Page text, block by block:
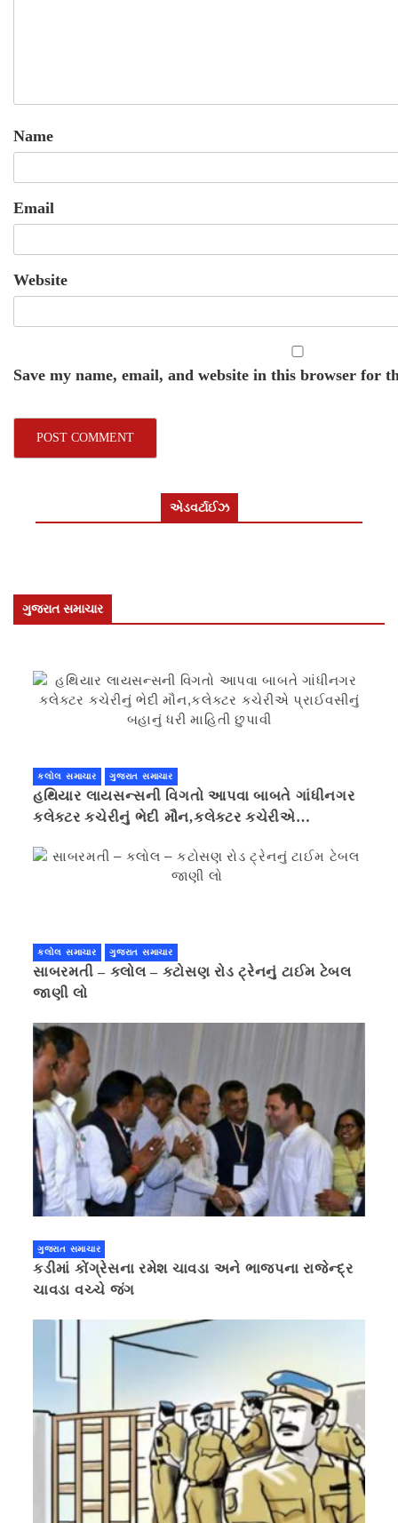
Name
Email
Website
Save my name, email, and website in this browser for
એડવર્ટાઈઝ
ગુજરાત સમાચાર
કલોલ સમાચાર ગુજરાત સમાચાર
હથિયાર લાયસન્સની વિગતો આપવા બાબતે ગાંધીનગર
કલેક્ટર કચેરીનું ભેદી મૌન,કલેક્ટર કચેરીએ
કલોલ સમાચાર ગુજરાત સમાચાર
સાબરમતી – કલોલ – કટોસણ રોડ ટ્રેનનું ટાઈમ ટેબલ
જાણી લો
ગુજરાત સમાચાર
કડીમાં કોંગ્રેસના રમેશ ચાવડા અને ભાજપના રાજેન્દ્ર
ચાવડા વચ્ચે જંગ